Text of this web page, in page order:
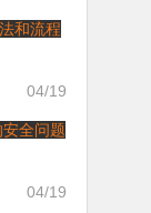
和流程
04/19
全问题
04/19